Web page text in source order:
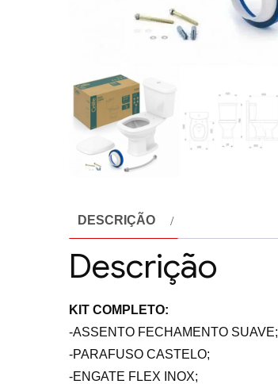
DESCRIÇÃO
Descrição
KIT COMPLETO:
-ASSENTO FECHAMENTO SUAVE;
-PARAFUSO CASTELO;
-ENGATE FLEX INOX;